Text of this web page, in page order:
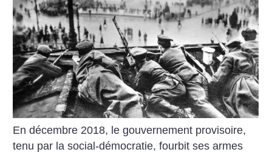
En décembre 2018, le gouvernement provisoire,
tenu par la social-démocratie, fourbit ses armes